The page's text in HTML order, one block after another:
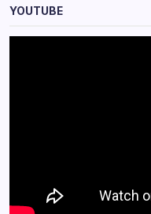
YOUTUBE